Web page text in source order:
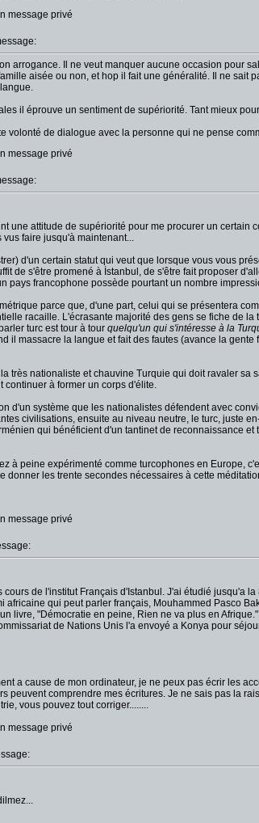
arrogance. Il ne veut manquer aucune occasion pour
aisée ou non, et hop il fait une généralité. Il ne sait
il éprouve un sentiment de supériorité. Tant mieux
volonté de dialogue avec la personne qui ne pense
une attitude de supériorité pour me procurer un
faire jusqu'à maintenant...
d'un certain statut qui veut que lorsque vous vous
de s'être promené à İstanbul, de s'être fait proposer
pays francophone possède pourtant un nombre
parce que, d'une part, celui qui se présentera
racaille. L'écrasante majorité des gens se fiche de
turc est tour à tour quelqu'un qui s'intéresse à la
il massacre la langue et fait des fautes (avance la
très nationaliste et chauvine Turquie qui doit ravaler
à former un corps d'élite.
d'un système que les nationalistes défendent avec
civilisations, ensuite au niveau neutre, le turc, juste
qui bénéficient d'un tantinet de reconnaissance
à peine expérimenté comme turcophones en Europe,
donner les trente secondes nécessaires à cette
de l'institut Français d'Istanbul. J'ai étudié jusqu'a
africaine qui peut parler français, Mouhammed Pasco
livre, "Démocratie en peine, Rien ne va plus en
de Nations Unis l'a envoyé a Konya pour
a cause de mon ordinateur, je ne peux pas écrir les
peuvent comprendre mes écritures. Je ne sais pas la
vous pouvez tout corriger........